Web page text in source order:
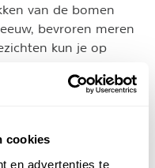
cookies
en advertenties te
van de bomen
bevroren meren
kun je op
en Fins Lapland. Met